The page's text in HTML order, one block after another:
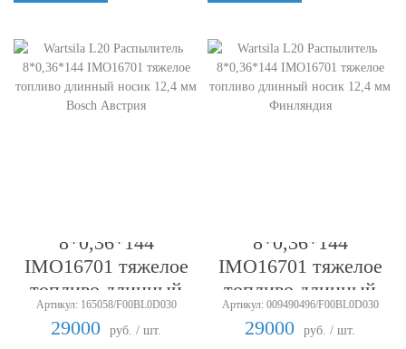
8*0,36*144
IMO16701 тяжелое
топливо длинный
носик 12,4 мм Bosch
Австрия
Артикул: 165058/F00BL0D030
29000 руб. / шт.
8*0,36*144
IMO16701 тяжелое
топливо длинный
носик 12,4 мм
Финляндия
Артикул: 009490496/F00BL0D030
29000 руб. / шт.